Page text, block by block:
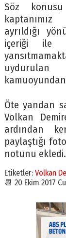
Söz
ayrıldığı
içeriği ile
uydurulan
Öte yandan
Volkan
ardından
paylaştığı
notunu ekledi.
Etiketler: Volkan
📆 20 Ekim 2017